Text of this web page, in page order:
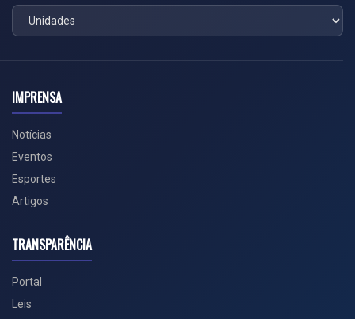
IMPRENSA
Notícias
Eventos
Esportes
Artigos
TRANSPARÊNCIA
Portal
Leis